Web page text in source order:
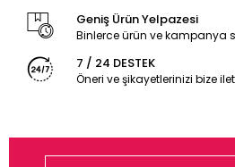
Geniş Ürün Yelpazesi
Binlerce ürün ve kampanya
7 / 24 DESTEK
Öneri ve şikayetlerinizi bize